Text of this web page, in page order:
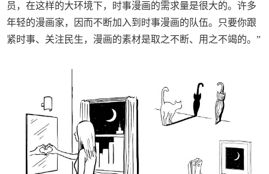
员，在这样的大环境下，时事漫画的需求量是很大的。许多
年轻的漫画家，因而不断加入到时事漫画的队伍。只要你跟
紧时事、关注民生，漫画的素材是取之不断、用之不竭的。”